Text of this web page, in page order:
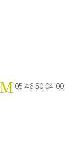
05 46 50 04 00